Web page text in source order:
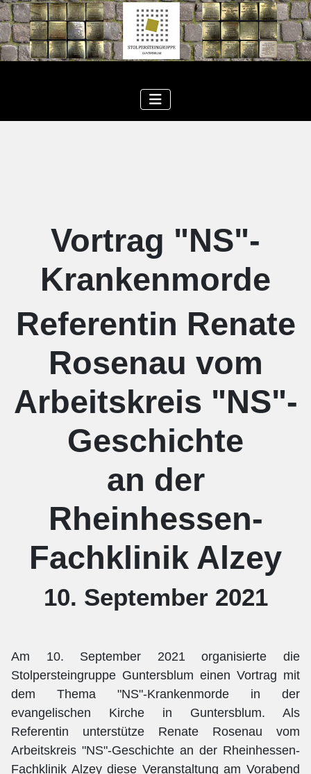
Vortrag "NS"-
Krankenmorde
Referentin Renate
Rosenau vom
Arbeitskreis "NS"-
Geschichte
an der
Rheinhessen-
Fachklinik Alzey
10. September 2021
Am 10. September 2021 organisierte die
Stolpersteingruppe Guntersblum einen Vortrag mit
dem Thema "NS"-Krankenmorde in der
evangelischen Kirche in Guntersblum. Als
Referentin unterstütze Renate Rosenau vom
Arbeitskreis "NS"-Geschichte an der Rheinhessen-
Fachklinik Alzey diese Veranstaltung am Vorabend